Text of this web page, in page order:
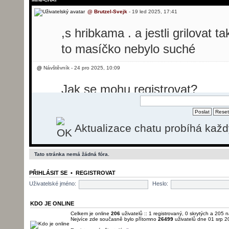
@ Brutzel-Svejk- 19 led 2025, 17:41
,s hribkama . a jestli grilovat
to masíčko nebylo suché
@Návštěvník - 24 pro 2025, 10:09
Jak se mohu registrovat?
Dobrý den, potřebovala bych
svíčkovou, ale nevím jak se
momentálně registrace
pošlu.
@ Brutzel-Svejk- 01 led 2026, 22:22
Aktualizace chatu probíhá
Tato stránka nemá žádná fóra.
PŘIHLÁSIT SE• REGISTROVAT
Uživatelské jméno:
Heslo:
KDO JE ONLINE
Celkem je online 206uživatelů :: 1 registrovaný, 0 skrytých a 205
Nejvíce zde současně bylo přítomno 26499uživatelů dne 01 srp